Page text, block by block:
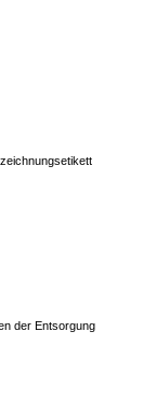
der Entsorgung